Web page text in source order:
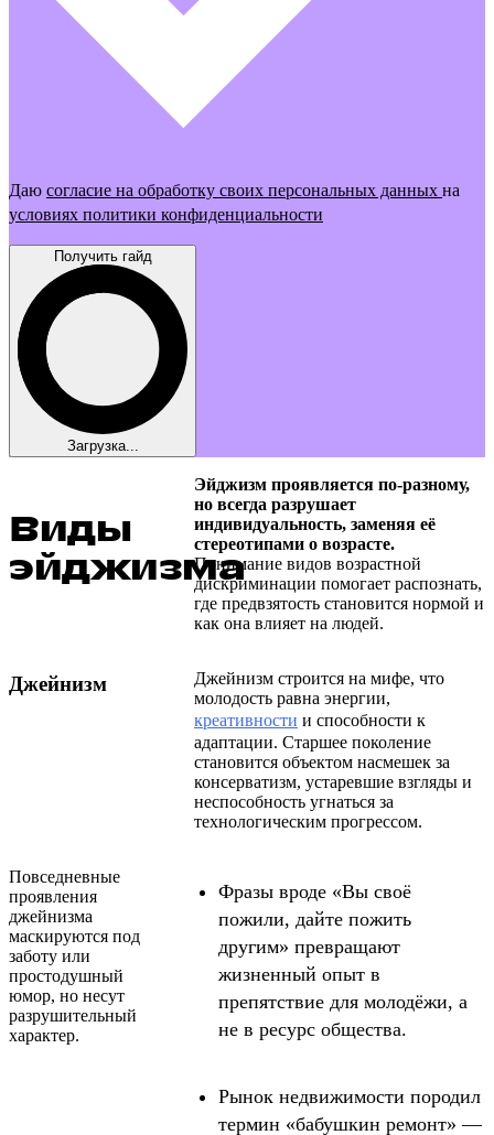
Даю согласие на обработку своих персональных данных на
условиях политики конфиденциальности
Получить гайд
Загрузка...
Виды
эйджизма
Эйджизм проявляется по-разному,
но всегда разрушает
индивидуальность, заменяя её
стереотипами о возрасте.
Понимание видов возрастной
дискриминации помогает распознать,
где предвзятость становится нормой и
как она влияет на людей.
Джейнизм
Джейнизм строится на мифе, что
молодость равна энергии,
креативности и способности к
адаптации. Старшее поколение
становится объектом насмешек за
консерватизм, устаревшие взгляды и
неспособность угнаться за
технологическим прогрессом.
Повседневные
проявления
джейнизма
маскируются под
заботу или
простодушный
юмор, но несут
разрушительный
характер.
Фразы вроде «Вы своё
пожили, дайте пожить
другим» превращают
жизненный опыт в
препятствие для молодёжи, а
не в ресурс общества.
Рынок недвижимости породил
термин «бабушкин ремонт» —